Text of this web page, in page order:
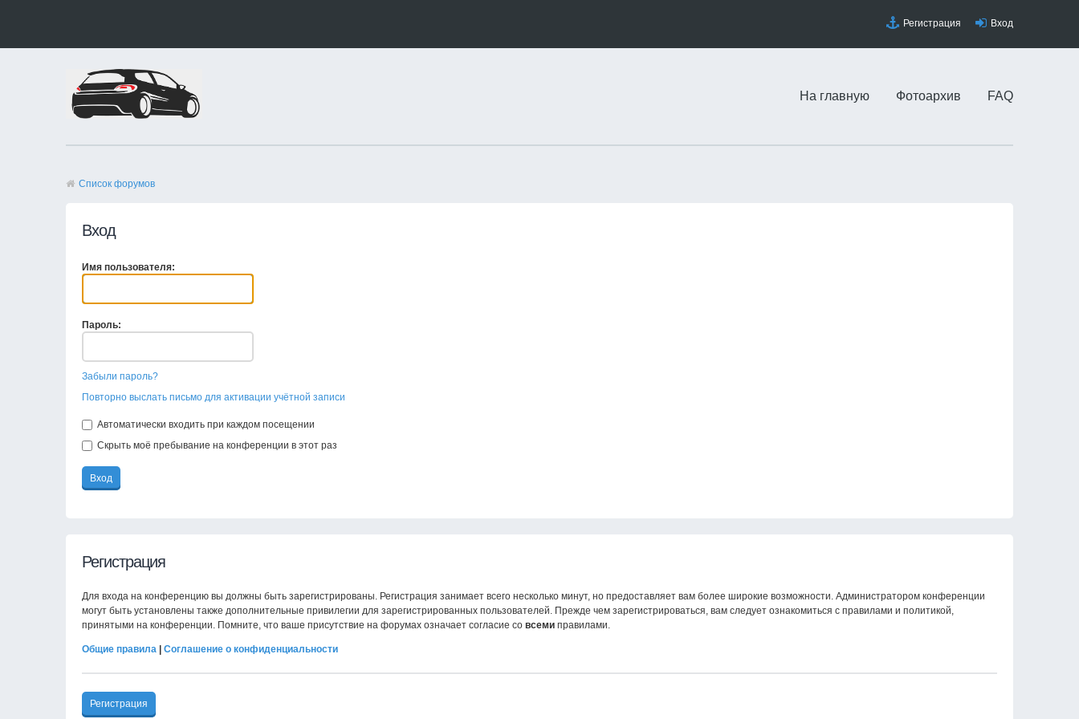
Регистрация Вход
На главную Фотоархив FAQ
Список форумов
Вход
Имя пользователя:
Пароль:
Забыли пароль?
Повторно выслать письмо для активации учётной записи
Автоматически входить при каждом посещении
Скрыть моё пребывание на конференции в этот раз
Регистрация
Для входа на конференцию вы должны быть зарегистрированы. Регистрация занимает всего несколько минут, но предоставляет вам более широкие возможности. Администратором конференции
могут быть установлены также дополнительные привилегии для зарегистрированных пользователей. Прежде чем зарегистрироваться, вам следует ознакомиться с правилами и политикой,
принятыми на конференции. Помните, что ваше присутствие на форумах означает согласие со всеми правилами.
Общие правила Соглашение о конфиденциальности
Регистрация